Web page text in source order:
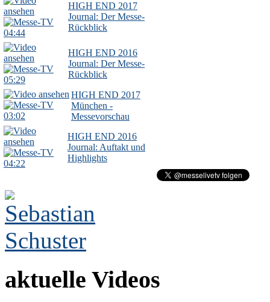
04:44
HIGH END 2017
Journal: Der Messe-
Rückblick
05:29
HIGH END 2016
Journal: Der Messe-
Rückblick
03:02
HIGH END 2017
München -
Messevorschau
04:22
HIGH END 2016
Journal: Auftakt und
Highlights
aktuelle Videos